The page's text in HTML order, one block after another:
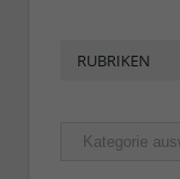
RUBRIKEN
Rubriken